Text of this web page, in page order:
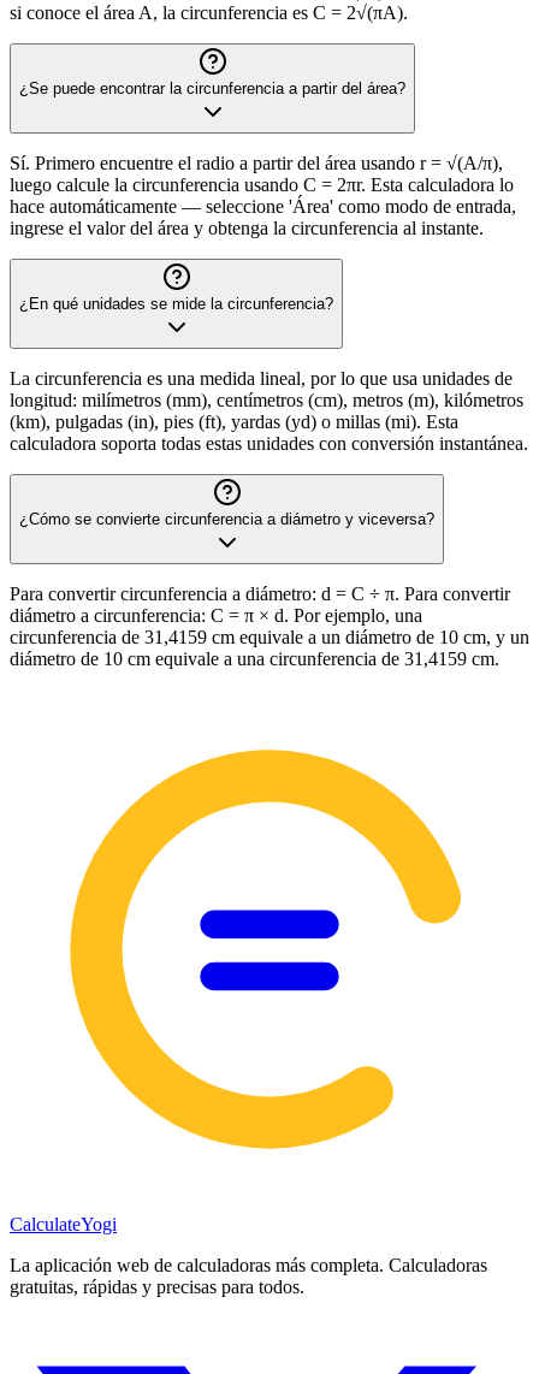
si conoce el área A, la circunferencia es C = 2√(πA).
¿Se puede encontrar la circunferencia a partir del área?
Sí. Primero encuentre el radio a partir del área usando r = √(A/π),
luego calcule la circunferencia usando C = 2πr. Esta calculadora lo
hace automáticamente — seleccione 'Área' como modo de entrada,
ingrese el valor del área y obtenga la circunferencia al instante.
¿En qué unidades se mide la circunferencia?
La circunferencia es una medida lineal, por lo que usa unidades de
longitud: milímetros (mm), centímetros (cm), metros (m), kilómetros
(km), pulgadas (in), pies (ft), yardas (yd) o millas (mi). Esta
calculadora soporta todas estas unidades con conversión instantánea.
¿Cómo se convierte circunferencia a diámetro y viceversa?
Para convertir circunferencia a diámetro: d = C ÷ π. Para convertir
diámetro a circunferencia: C = π × d. Por ejemplo, una
circunferencia de 31,4159 cm equivale a un diámetro de 10 cm, y un
diámetro de 10 cm equivale a una circunferencia de 31,4159 cm.
CalculateYogi
La aplicación web de calculadoras más completa. Calculadoras
gratuitas, rápidas y precisas para todos.